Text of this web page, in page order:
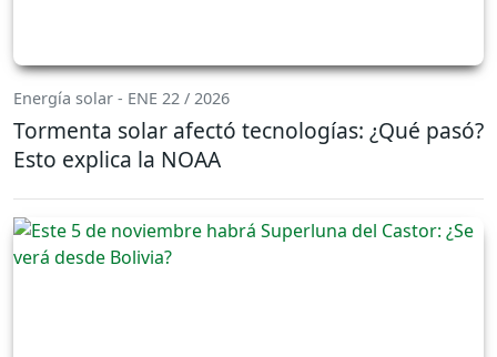
Energía solar - ENE 22 / 2026
Tormenta solar afectó tecnologías: ¿Qué pasó?
Esto explica la NOAA